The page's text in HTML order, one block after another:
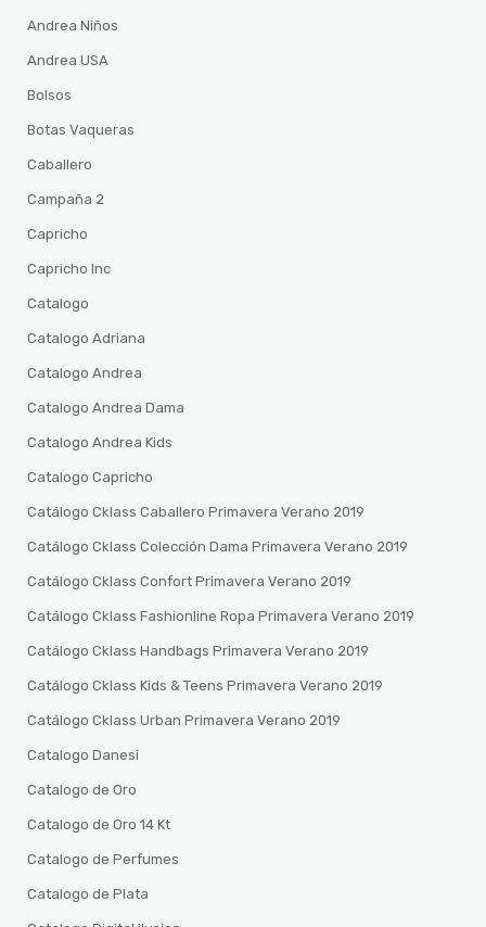
Andrea Niños
Andrea USA
Bolsos
Botas Vaqueras
Caballero
Campaña 2
Capricho
Capricho Inc
Catalogo
Catalogo Adriana
Catalogo Andrea
Catalogo Andrea Dama
Catalogo Andrea Kids
Catalogo Capricho
Catálogo Cklass Caballero Primavera Verano 2019
Catálogo Cklass Colección Dama Primavera Verano 2019
Catálogo Cklass Confort Primavera Verano 2019
Catálogo Cklass Fashionline Ropa Primavera Verano 2019
Catálogo Cklass Handbags Primavera Verano 2019
Catálogo Cklass Kids & Teens Primavera Verano 2019
Catálogo Cklass Urban Primavera Verano 2019
Catalogo Danesi
Catalogo de Oro
Catalogo de Oro 14 Kt
Catalogo de Perfumes
Catalogo de Plata